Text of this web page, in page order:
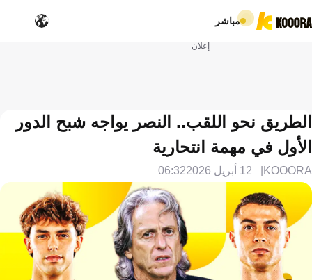
مباشر
إعلان
الطريق نحو اللقب.. النصر يواجه شبح الدور
الأول في مهمة انتحارية
KOOORA 12 أبريل 2026 06:32